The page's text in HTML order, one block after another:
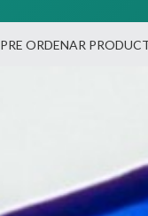
PRE ORDENAR